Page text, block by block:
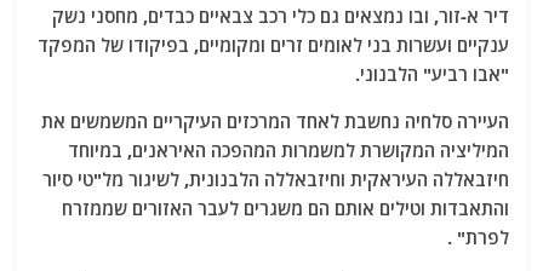
דיר א-זור, ובו נמצאים גם כלי רכב צבאיים כבדים, מחסני נשק
ענקיים ועשרות בני לאומים זרים ומקומיים, בפיקודו של המפקד
"אבו רביע" הלבנוני.
העיירה סלחיה נחשבת לאחד המרכזים העיקריים המשמשים את
המיליציה המקושרת למשמרות המהפכה האיראנים, במיוחד
חיזבאללה העיראקית וחיזבאללה הלבנונית, לשיגור מל"טי סיור
והתאבדות וטילים אותם הם משגרים לעבר האזורים שממזרח
לפרת" .